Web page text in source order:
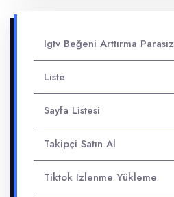
Igtv Beğeni Arttırma Parasız
Liste
Sayfa Listesi
Takipçi Satın Al
Tiktok Izlenme Yükleme